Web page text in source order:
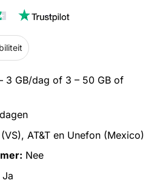
3 GB/dag of 3 – 50 GB of
AT&T en Unefon (Mexico)
Nee
Ja